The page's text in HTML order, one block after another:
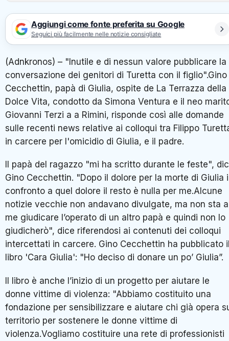
Aggiungi come fonte preferita su Google
Seguici più facilmente nelle notizie consigliate
(Adnkronos) – "Inutile e di nessun valore pubblicare la
conversazione dei genitori di Turetta con il figlio".Gino
Cecchettin, papà di Giulia, ospite de La Terrazza della
Dolce Vita, condotto da Simona Ventura e il neo
Giovanni Terzi a a Rimini, risponde così alle domande
sulle recenti news relative ai colloqui tra Filippo
in carcere per l'omicidio di Giulia, e il padre.
Il papà del ragazzo "mi ha scritto durante le feste",
Gino Cecchettin. "Dopo il dolore per la morte di Giulia
confronto a quel dolore il resto è nulla per me.Alcune
notizie vecchie non andavano divulgate, ma non sta a
me giudicare l’operato di un altro papà e quindi non lo
giudicherò", dice riferendosi ai contenuti dei colloqui
intercettati in carcere. Gino Cecchettin ha pubblicato
libro 'Cara Giulia': "Ho deciso di donare un po’ Giulia”.
Il libro è anche l’inizio di un progetto per aiutare le
donne vittime di violenza: "Abbiamo costituito una
fondazione per sensibilizzare e aiutare chi già opera
territorio per sostenere le donne vittime di
violenza.Vogliamo costituire una rete di professionisti